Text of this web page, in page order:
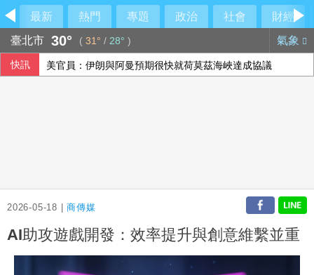
最新 熱門 專題 政治 社會
財經
臺北市 30° ( 31° / 28° ) 氣象
快訊 美官員：伊朗與阿曼預期很快就荷莫茲海峽達成協議
2026-05-18 |商傳媒
AI助攻遊戲開發：效率提升與創意維繫並重